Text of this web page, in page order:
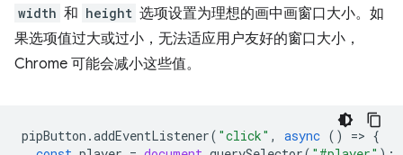
width 和 height 选项设置为理想的画中画窗口大小。如
果选项值过大或过小，无法适应用户友好的窗口大小，
Chrome 可能会减小这些值。
pipButton .addEventListener( "click" , async () => {